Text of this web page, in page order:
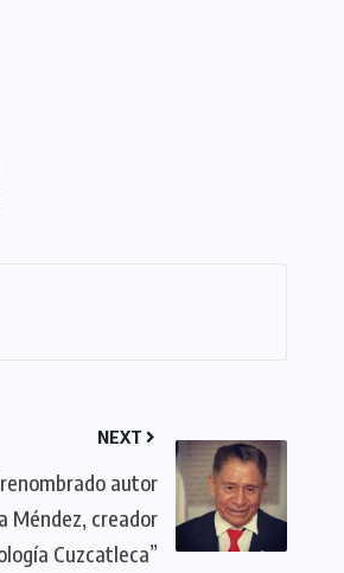
NEXT
autor
Méndez, creador
Cuzcatleca”